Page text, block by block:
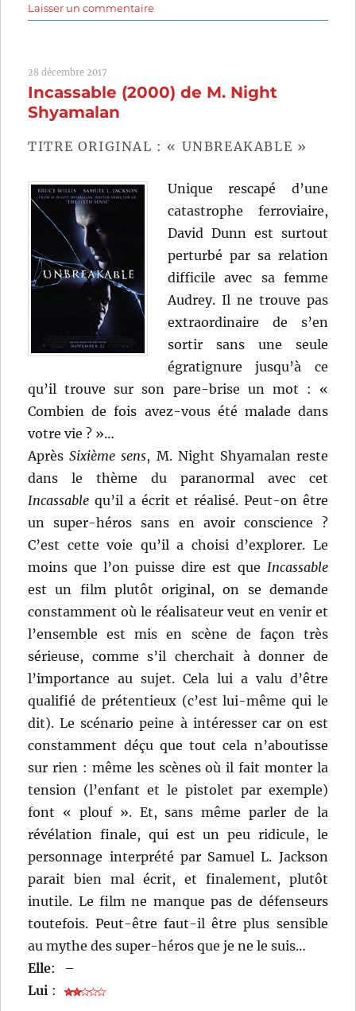
Laisser un commentairesur
Brooklyn
Edward
28 décembre 2017
Incassable (2000) de M. Night
Shyamalan
TITRE ORIGINAL : « UNBREAKABLE »
Unique rescapé d’une
catastrophe ferroviaire,
David Dunn est surtout
perturbé par sa relation
difficile avec sa femme
Audrey. Il ne trouve pas
extraordinaire de s’en
sortir sans une seule
égratignure jusqu’à ce
qu’il trouve sur son pare-brise un mot : «
Combien de fois avez-vous été malade dans
votre vie ? »…
AprèsSixième sens, M. Night Shyamalan reste
dans le thème du paranormal avec cet
Incassable qu’il a écrit et réalisé. Peut-on être
un super-héros sans en avoir conscience ?
C’est cette voie qu’il a choisi d’explorer. Le
moins que l’on puisse dire est que Incassable
est un film plutôt original, on se demande
constamment où le réalisateur veut en venir et
l’ensemble est mis en scène de façon très
sérieuse, comme s’il cherchait à donner de
l’importance au sujet. Cela lui a valu d’être
qualifié de prétentieux (c’est lui-même qui le
dit). Le scénario peine à intéresser car on est
constamment déçu que tout cela n’aboutisse
sur rien : même les scènes où il fait monter la
tension (l’enfant et le pistolet par exemple)
font « plouf ». Et, sans même parler de la
révélation finale, qui est un peu ridicule, le
personnage interprété par Samuel L. Jackson
parait bien mal écrit, et finalement, plutôt
inutile. Le film ne manque pas de défenseurs
toutefois. Peut-être faut-il être plus sensible
au mythe des super-héros que je ne le suis…
Elle:
–
Lui :